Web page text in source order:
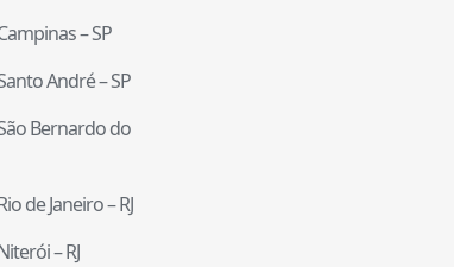
–SP
André–SP
Bernardo do
de Janeiro–RJ
–RJ